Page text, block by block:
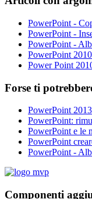
PowerPoint -
PowerPoint -
PowerPoint -
PowerPoint
Power Point
Forse ti
PowerPoint
PowerPoint:
PowerPoint e le
PowerPoint
PowerPoint -
Componenti